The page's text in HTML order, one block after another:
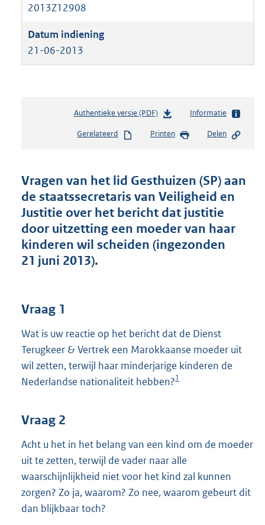
2013Z12908
21-06-2013
Authentieke versie (PDF)b
s
n
d
s
g
r
o
o
K
b
Informatie
Gerelateerd Printen Delen
Vragen van het lid Gesthuizen (SP) aan
de staatssecretaris van Veiligheid en
Justitie over het bericht dat justitie
door uitzetting een moeder van haar
kinderen wil scheiden (ingezonden
21 juni 2013).
Vraag 1
Wat is uw reactie op het bericht dat de Dienst
Terugkeer & Vertrek een Marokkaanse moeder uit
wil zetten, terwijl haar minderjarige kinderen de
Nederlandse nationaliteit hebben?1
Vraag 2
Acht u het in het belang van een kind om de moeder
uit te zetten, terwijl de vader naar alle
waarschijnlijkheid niet voor het kind zal kunnen
zorgen? Zo ja, waarom? Zo nee, waarom gebeurt dit
dan blijkbaar toch?